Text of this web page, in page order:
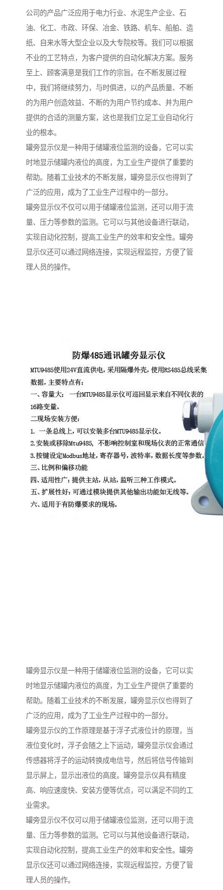
公司的产品广泛应用于电力行业、水泥生产企业、石
油、化工、市政、环保、冶金、铁路、机车、船舶、造
纸、自来水等大型企业以及大专院校等。我们可以根据
不业的工艺特点，为客户提供的自动化解决方案。服务
至上、顾客满意是我们工作的宗旨。在不断发展过程
中，我们将继续努力，与时俱进，以的产品质量、不断
的为用户创造效益、不断的为用户节约成本、并为用户
提供的合适的测量方案，这也是我们立足工业自动化行
业的根本。
罐旁显示仪是一种用于储罐液位监测的设备，它可以实
时地显示储罐内液位的高度，为工业生产提供了重要的
帮助。随着工业技术的不断发展，罐旁显示仪也得到了
广泛的应用，成为了工业生产过程中的一部分。
罐旁显示仪不仅可以用于储罐液位监测，还可以用于流
量、压力等参数的监测。它可以与其他设备进行联动，
实现自动化控制，提高工业生产的效率和安全性。罐旁
显示仪还可以通过网络连接，实现远程监控，方便了管
理人员的操作。
罐旁显示仪是一种用于储罐液位监测的设备，它可以实
时地显示储罐内液位的高度，为工业生产提供了重要的
帮助。随着工业技术的不断发展，罐旁显示仪也得到了
广泛的应用，成为了工业生产过程中的一部分。
罐旁显示仪的工作原理是基于浮子式液位计的原理，当
液位变化时，浮子会随之上下运动，罐旁显示仪会通过
传感器将浮子的运动转换成电信号，然后将信号传输到
显示屏上，显示出液位的高度。罐旁显示仪具有精度
高、响应速度快、安装方便等优点，可以满足不同的工
业需求。
罐旁显示仪不仅可以用于储罐液位监测，还可以用于流
量、压力等参数的监测。它可以与其他设备进行联动，
实现自动化控制，提高工业生产的效率和安全性。罐旁
显示仪还可以通过网络连接，实现远程监控，方便了管
理人员的操作。